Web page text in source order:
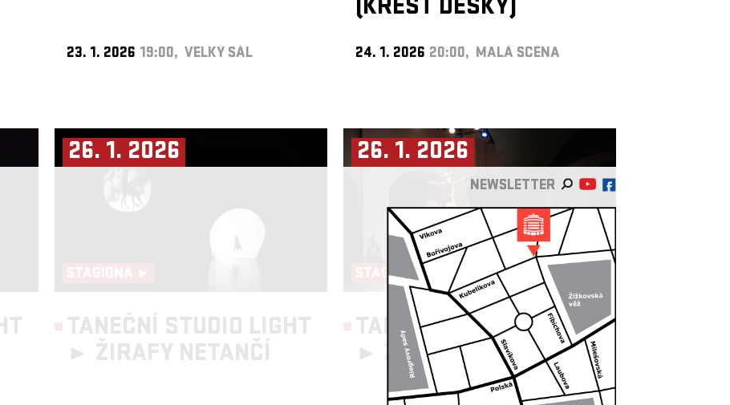
23. 1. 2026 19:00, VELKÝ SÁL
(KŘEST DESKY)
24. 1. 2026 20:00, MALÁ SCÉNA
26. 1. 2026
TANEČNÍ STUDIO LIGHT
► ŽIRAFY NETANČÍ
26. 1. 2026
STAGIONA ►
TANEČNÍ STUDIO LIGHT
► ŽIRAFY NETANČÍ
NEWSLETTER